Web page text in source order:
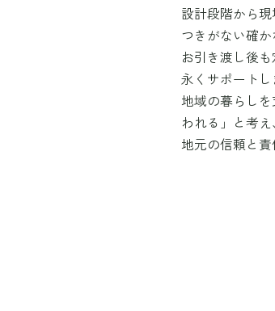
設計段階から
つきがない確か
お引き渡し後
永くサポートし
地域の暮らし
われる」と考
地元の信頼と